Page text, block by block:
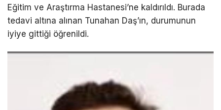
Eğitim ve Araştırma Hastanesi’ne kaldırıldı. Burada
tedavi altına alınan Tunahan Daş’ın, durumunun
iyiye gittiği öğrenildi.